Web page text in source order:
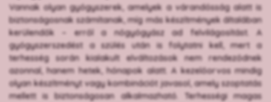
Vannak olyan gyógyszerek, amelyek a várandósság alatt is
biztonságosnak számítanak, míg más készítmények általában
kerülendők – erről a nőgyógyász ad felvilágosítást. A
gyógyszerszedést a szülés után is folytatni kell, mert a
terhesség során kialakult elváltozások nem rendeződnek
azonnal, hanem hetek, hónapok alatt. A kezelőorvos mindig
olyan készítményt vagy kombinációt javasol, amely szoptatás
mellett is biztonságosan alkalmazható. Terhességi magas